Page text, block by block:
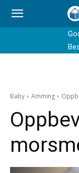
Baby Amming